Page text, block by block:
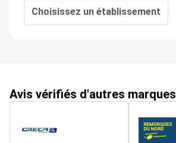
Choisissez un établissement
Avis vérifiés d'autres marques